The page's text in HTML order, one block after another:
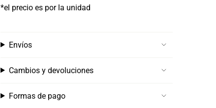
*el precio es por la unidad
Envíos
Cambios y devoluciones
Formas de pago